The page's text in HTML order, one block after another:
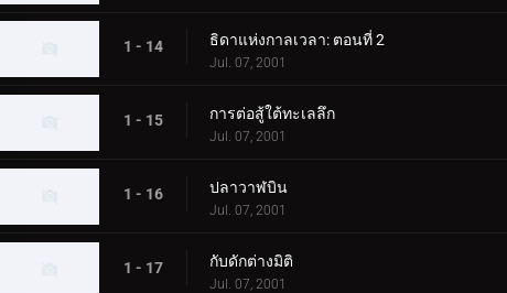
1 - 14 ธิดาแห่งกาลเวลา: ตอนที่ 2
Jul. 07, 2001
1 - 15 การต่อสู้ใต้ทะเลลึก
Jul. 07, 2001
1 - 16 ปลาวาฬบิน
Jul. 07, 2001
1 - 17 กับดักต่างมิติ
Jul. 07, 2001